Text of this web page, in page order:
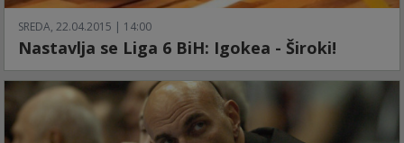
SREDA, 22.04.2015 | 14:00
Nastavlja se Liga 6 BiH: Igokea - Široki!